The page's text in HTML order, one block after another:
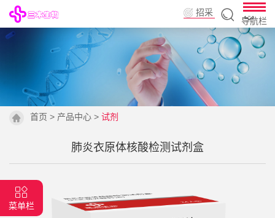
招采
导航栏
首页 > 产品中心 > 试剂
菜单栏
肺炎衣原体核酸检测试剂盒